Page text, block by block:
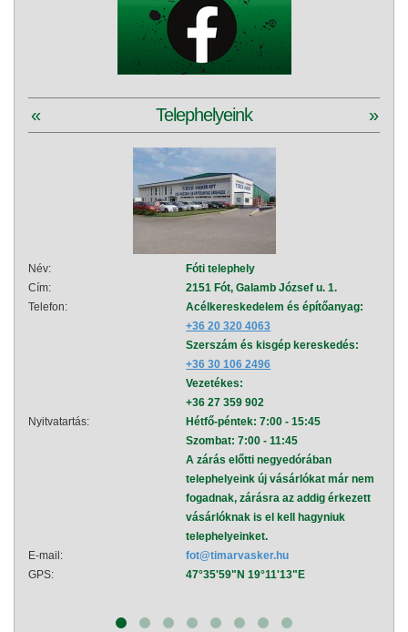
Telephelyeink
« »
Név:
Fóti telephely
Cím:
2151 Fót, Galamb József u. 1.
Telefon:
Acélkereskedelem és építőanyag:
+36 20 320 4063
Szerszám és kisgép kereskedés:
+36 30 106 2496
Vezetékes:
+36 27 359 902
Nyitvatartás:
Hétfő-péntek: 7:00 - 15:45
Szombat: 7:00 - 11:45
A zárás előtti negyedórában
telephelyeink új vásárlókat már nem
fogadnak, zárásra az addig érkezett
vásárlóknak is el kell hagyniuk
telephelyeinket.
E-mail:
fot@timarvasker.hu
GPS:
47°35'59"N 19°11'13"E